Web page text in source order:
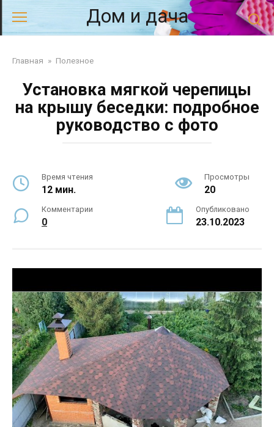
Перейти
к
контенту
Дом и дача
Главная » Полезное
Установка мягкой черепицы
на крышу беседки: подробное
руководство с фото
Время чтения
12 мин.
Просмотры
20
Комментарии
0
Опубликовано
23.10.2023